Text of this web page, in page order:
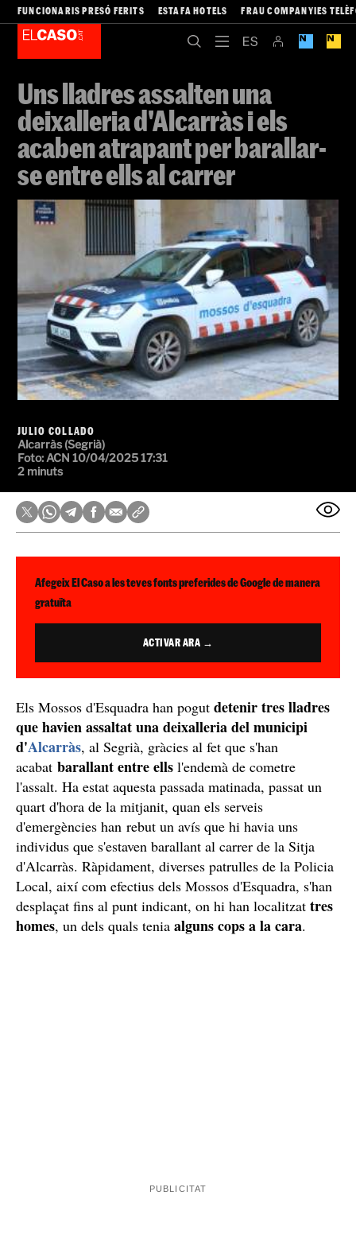
FUNCIONARIS PRESÓ FERITS ESTAFA HOTELS FRAU COMPANYIES
Uns lladres assalten una
deixalleria d'Alcarràs i els
acaben atrapant per barallar-
se entre ells al carrer
JULIO COLLADO
Alcarràs (Segrià)
Foto: ACN 10/04/2025 17:31
2 minuts
Afegeix El Caso a les teves fonts preferides de Google de manera
gratuïta
ACTIVAR ARA →
Els Mossos d'Esquadra han pogut detenir tres lladres
que havien assaltat una deixalleria del municipi
d'Alcarràs, al Segrià, gràcies al fet que s'han
acabat barallant entre ells l'endemà de cometre
l'assalt. Ha estat aquesta passada matinada, passat un
quart d'hora de la mitjanit, quan els serveis
d'emergències han rebut un avís que hi havia uns
individus que s'estaven barallant al carrer de la Sitja
d'Alcarràs. Ràpidament, diverses patrulles de la Policia
Local, així com efectius dels Mossos d'Esquadra, s'han
desplaçat fins al punt indicant, on hi han localitzat tres
homes, un dels quals tenia alguns cops a la cara.